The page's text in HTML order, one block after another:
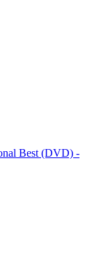
Best (DVD) -